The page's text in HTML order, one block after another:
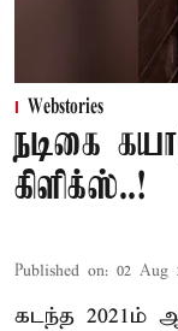
Webstories
நடிகை
கிளிக்ஸ்..!
Published on: 02 Aug
கடந்த 2021ம்